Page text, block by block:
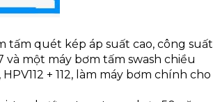
tấm quét kép áp suất cao, công suất
và một máy bơm tấm swash chiều
+ 112, làm máy bơm chính cho